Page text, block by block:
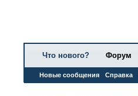
Что нового? Форум
Новые сообщения Справка